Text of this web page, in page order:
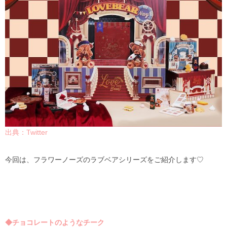
出典：Twitter
今回は、フラワーノーズのラブベアシリーズをご紹介します♡
◆チョコレートのようなチーク